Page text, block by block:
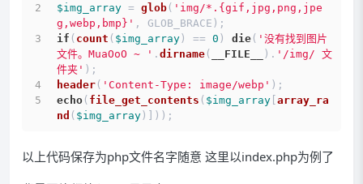
$img_array = glob ( 'img/*.{gif,jpg,png,jpe
g,webp,bmp}' , GLOB_BRACE);
if ( count ( $img_array ) == 0 ) die ( '没有找到图片
文件。MuaOoO ~ ' . dirname ( __FILE__ ). '/img/ 文
件夹' );
header ( 'Content-Type: image/webp' );
echo ( file_get_contents ( $img_array array_ra
nd ( $img_array )]));
以上代码保存为php文件名字随意 这里以index.php为例了